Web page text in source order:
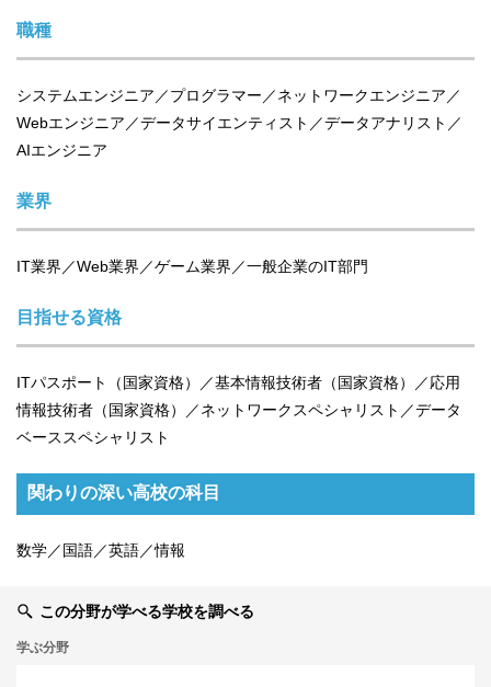
職種
システムエンジニア／プログラマー／ネットワークエンジニア／
Webエンジニア／データサイエンティスト／データアナリスト／
AIエンジニア
業界
IT業界／Web業界／ゲーム業界／一般企業のIT部門
目指せる資格
ITパスポート（国家資格）／基本情報技術者（国家資格）／応用
情報技術者（国家資格）／ネットワークスペシャリスト／データ
ベーススペシャリスト
関わりの深い高校の科目
数学／国語／英語／情報
この分野が学べる学校を調べる
学ぶ分野